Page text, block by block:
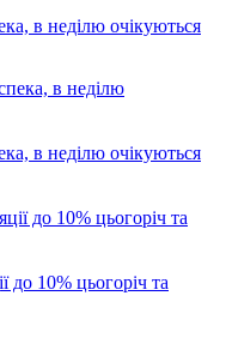
в неділю очікуються
в неділю очікуються
до 10% цьогоріч та